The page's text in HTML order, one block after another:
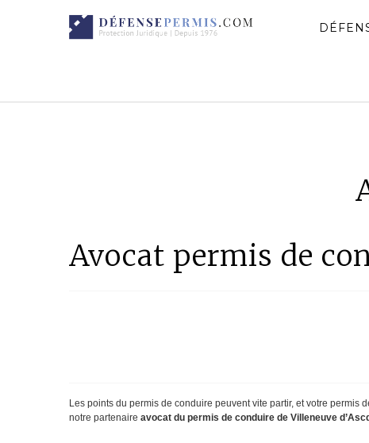
Avocat permis de
Les points du permis de conduire peuvent vite partir, et votre permis
notre partenaire avocat du permis de conduire de Villeneuve